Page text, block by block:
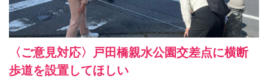
〈ご意見対応〉戸田橋親水公園交差点に横断
歩道を設置してほしい